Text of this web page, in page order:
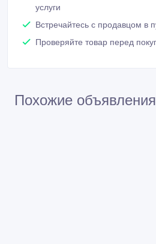
услуги
Встречайтесь с продавцом в
Проверяйте товар перед
Похожие объявления